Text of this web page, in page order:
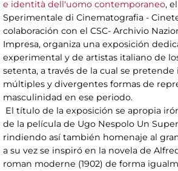
e identità dell'uomo contemporaneo,
Sperimentale di Cinematografia -
colaboración con el CSC- Archivio
Impresa, organiza una exposición
experimental y de artistas italiano de
setenta, a través de la cual se pretende
múltiples y divergentes formas de
masculinidad en ese periodo.
El título de la exposición se apropia
de la película de Ugo Nespolo Un
rindiendo así también homenaje al
a su vez se inspiró en la novela de
roman moderne (1902) de forma